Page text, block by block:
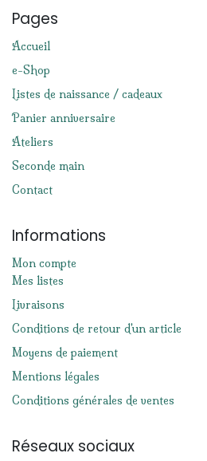
Pages
Accueil
e-Shop
Listes de naissance / cadeaux
Panier anniversaire
Ateliers
Seconde main
Contact
Informations
Mon compte
Mes listes
Livraisons
Conditions de retour d'un article
Moyens de paiement
Mentions légales
Conditions générales de ventes
Réseaux sociaux